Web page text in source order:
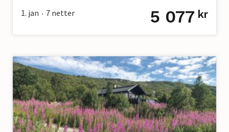
1. jan • 7 netter 5 077 kr